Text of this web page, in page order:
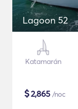
Lagoon 52
Katamarán
$2,865 /noc